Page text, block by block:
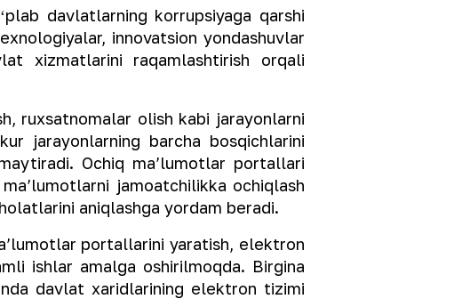
davlatlarning korrupsiyaga qarshi
innovatsion yondashuvlar
xizmatlarini raqamlashtirish orqali
olish kabi jarayonlarni
jarayonlarning barcha bosqichlarini
Ochiq maʼlumotlar portallari
jamoatchilikka ochiqlash
aniqlashga yordam beradi.
portallarini yaratish, elektron
ishlar amalga oshirilmoqda. Birgina
davlat xaridlarining elektron tizimi